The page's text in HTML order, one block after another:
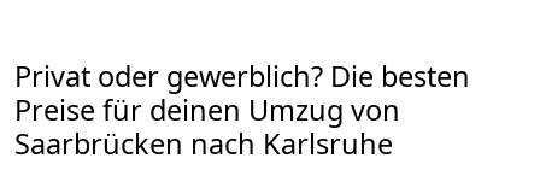
Privat oder gewerblich? Die besten
Preise für deinen Umzug von
Saarbrücken nach Karlsruhe